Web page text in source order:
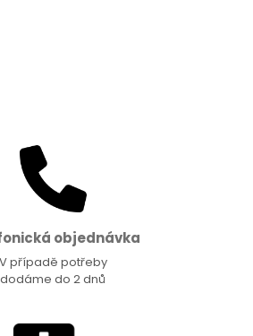
objednávka
V případě potřeby
dodáme do 2 dnů